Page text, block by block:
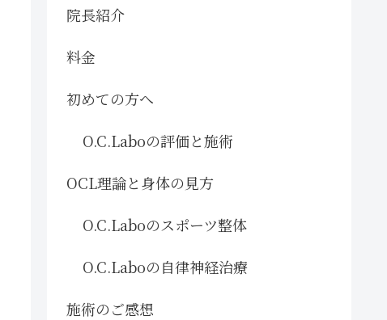
院長紹介
料金
初めての方へ
O.C.Laboの評価と施術
OCL理論と身体の見方
O.C.Laboのスポーツ整体
O.C.Laboの自律神経治療
施術のご感想